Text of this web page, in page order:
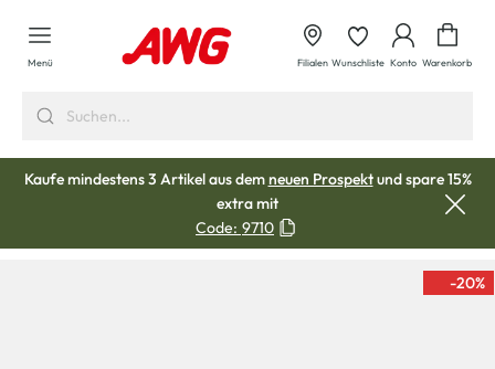
springen
Menü Filialen Wunschliste Konto Warenkorb
Kaufe mindestens 3 Artikel aus demneuen Prospektund spare 15%
extra mit
Code: 9710
-20%